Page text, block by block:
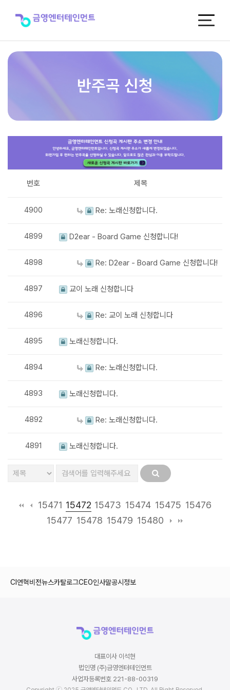
반주곡 신청
번호 제목
4900 Re: 노래신청합니다.
4899 D2ear - Board Game 신청합니다!
4898 Re: D2ear - Board Game 신청합니다!
4897 교이 노래 신청합니다
4896 Re: 교이 노래 신청합니다
4895 노래신청합니다.
4894 Re: 노래신청합니다.
4893 노래신청합니다.
4892 Re: 노래신청합니다.
4891 노래신청합니다.
15471 15472 15473 15474 15475 15476
15477 15478 15479 15480
CI 연혁비전뉴스카탈로그CEO인사말공시정보
대표이사 이석현
법인명 (주)금영엔터테인먼트
사업자등록번호 221-88-00319